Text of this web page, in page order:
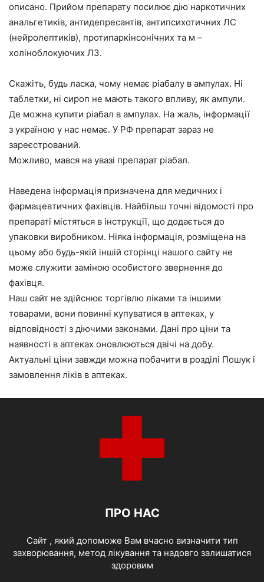
описано. Прийом препарату посилює дію наркотичних
анальгетиків, антидепресантів, антипсихотичних ЛС
(нейролептиків), протипаркінсонічних та м –
холіноблокуючих ЛЗ.
Скажіть, будь ласка, чому немає ріабалу в ампулах. Ні
таблетки, ні сироп не мають такого впливу, як ампули.
Де можна купити ріабал в ампулах. На жаль, інформації
з україною у нас немає. У РФ препарат зараз не
зареєстрований.
Можливо, мався на увазі препарат ріабал.
Наведена інформація призначена для медичних і
фармацевтичних фахівців. Найбільш точні відомості про
препараті містяться в інструкції, що додається до
упаковки виробником. Ніяка інформація, розміщена на
цьому або будь-якій іншій сторінці нашого сайту не
може служити заміною особистого звернення до
фахівця.
Наш сайт не здійснює торгівлю ліками та іншими
товарами, вони повинні купуватися в аптеках, у
відповідності з діючими законами. Дані про ціни та
наявності в аптеках оновлюються двічі на добу.
Актуальні ціни завжди можна побачити в розділі Пошук і
замовлення ліків в аптеках.
ПРО НАС
Cайт , який допоможе Вам вчасно визначити тип
захворювання, метод лікування та надовго залишатися
здоровим